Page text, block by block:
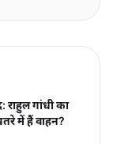
राहुल गांधी का
में हैं वाहन?